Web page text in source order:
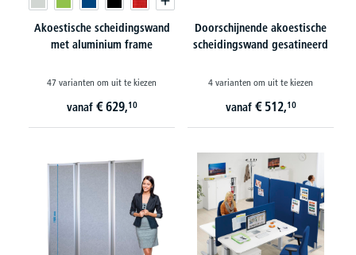
Akoestische scheidingswand
met aluminium frame
47 varianten om uit te kiezen
vanaf € 629,10
Doorschijnende akoestische
scheidingswand gesatineerd
4 varianten om uit te kiezen
vanaf € 512,10